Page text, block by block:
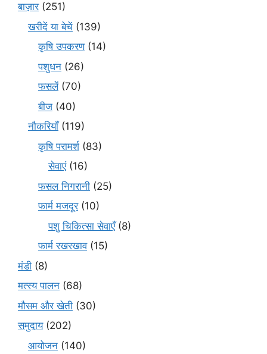
बाज़ार(251)
खरीदें या बेचें (139)
कृषि उपकरण(14)
पशुधन (26)
फसलें(70)
बीज (40)
नौकरियाँ(119)
कृषि परामर्श(83)
सेवाएं(16)
फसल निगरानी (25)
फार्म मजदूर(10)
पशु चिकित्सा सेवाएँ(8)
फार्म रखरखाव(15)
मंडी (8)
मत्स्य पालन (68)
मौसम और खेती (30)
समुदाय(202)
आयोजन (140)